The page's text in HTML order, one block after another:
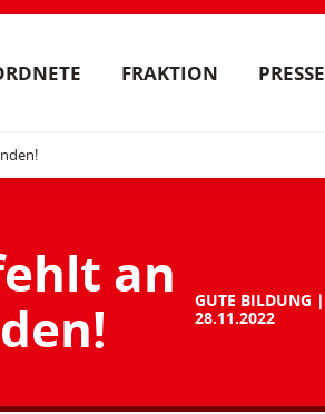
FRAKTION PRESSE
an
GUTE BILDUNG
28.11.2022